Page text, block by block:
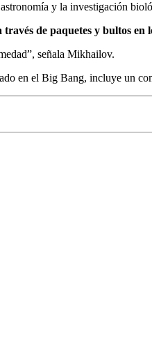
y la investigación
de paquetes y bultos en
señala Mikhailov.
en el Big Bang, incluye un